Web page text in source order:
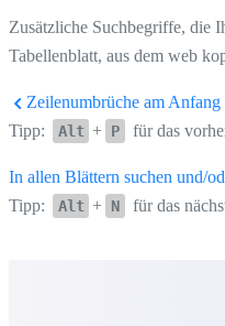
Zusätzliche Suchbegriffe, die
Tabellenblatt, aus dem web
Zeilenumbrüche am Anfang
Tipp:
Alt + P für das
In allen Blättern suchen und/
Tipp:
Alt + N für das